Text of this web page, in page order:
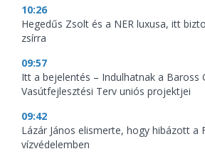
10:26
Hegedűs Zsolt és a NER luxusa, itt
zsírra
09:57
Itt a bejelentés – Indulhatnak a Baross
Vasútfejlesztési Terv uniós projektjei
09:42
Lázár János elismerte, hogy hibázott a
vízvédelemben